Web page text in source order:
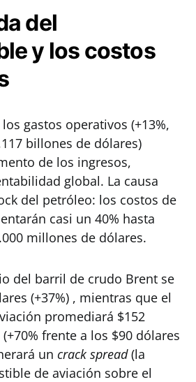
del
y los costos
gastos operativos (+13%,
billones de dólares)
de los ingresos,
global. La causa
del petróleo: los costos de
casi un 40% hasta
millones de dólares.
del barril de crudo Brent se
(+37%) , mientras que el
promediará $152
frente a los $90 dólares
un crack spread(la
de aviación sobre el